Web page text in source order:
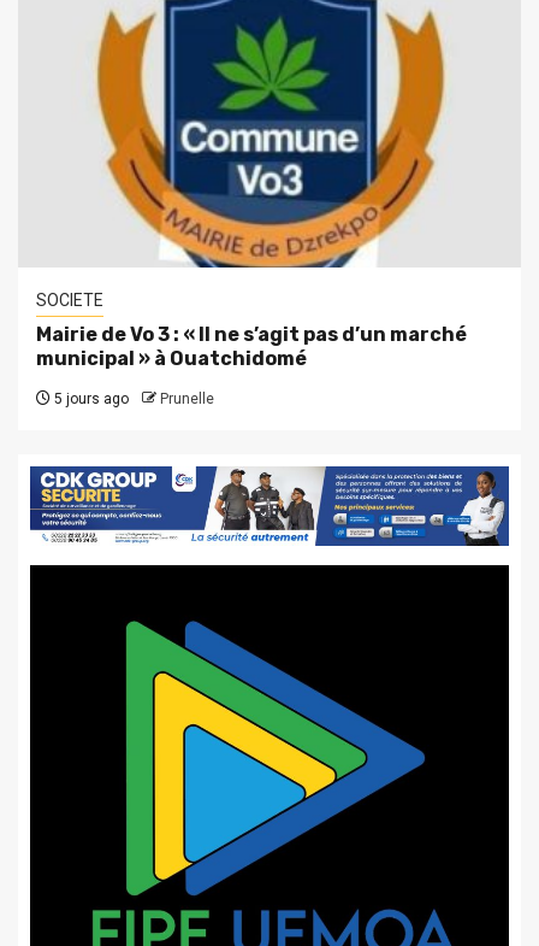
SOCIETE
Mairie de Vo 3 : « Il ne s’agit pas d’un marché
municipal » à Ouatchidomé
5 jours ago Prunelle